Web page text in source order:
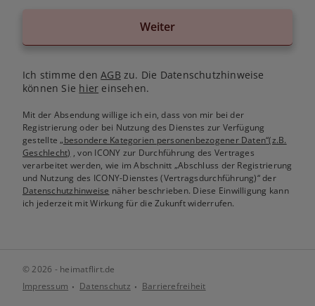
Weiter
Ich stimme denAGB zu. Die Datenschutzhinweise
können Sie hier einsehen.
Mit der Absendung willige ich ein, dass von mir bei der
Registrierung oder bei Nutzung des Dienstes zur Verfügung
gestellte„besondere Kategorien personenbezogener Daten“(z.B.
Geschlecht) , von ICONY zur Durchführung des Vertrages
verarbeitet werden, wie im Abschnitt „Abschluss der Registrierung
und Nutzung des ICONY-Dienstes (Vertragsdurchführung)“ der
Datenschutzhinweise näher beschrieben. Diese Einwilligung kann
ich jederzeit mit Wirkung für die Zukunft widerrufen.
© 2026 - heimatflirt.de
Impressum
Datenschutz Barrierefreiheit